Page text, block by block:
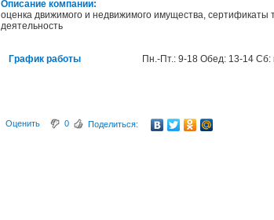
Описание компании:
оценка движимого и недвижимого имущества, сертификаты
деятельность
График работы Пн.-Пт.: 9-18 Обед: 13-14 Сб:
Оценить 0 Поделиться: